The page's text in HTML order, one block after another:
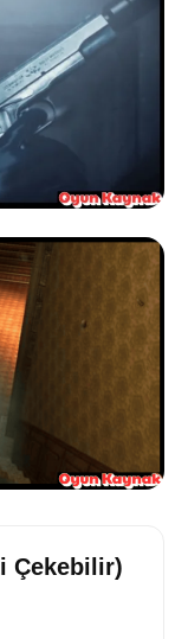
Çekebilir)